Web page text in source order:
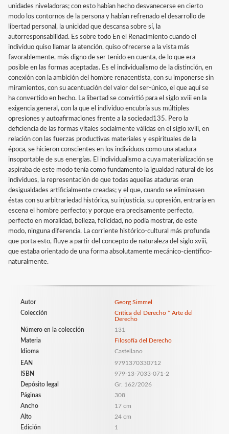
unidades niveladoras; con esto habían hecho desvanecerse en cierto
modo los contornos de la persona y habían refrenado el desarrollo de
libertad personal, la unicidad que descansa sobre sí, la
autorresponsabilidad. Es sobre todo En el Renacimiento cuando el
individuo quiso llamar la atención, quiso ofrecerse a la vista más
favorablemente, más digno de ser tenido en cuenta, de lo que era
posible en las formas aceptadas. Es el individualismo de la distinción, en
conexión con la ambición del hombre renacentista, con su imponerse sin
miramientos, con su acentuación del valor del ser-único, el que aquí se
ha convertido en hecho. La libertad se convirtió para el siglo xviii en la
exigencia general, con la que el individuo encubría sus múltiples
opresiones y autoafirmaciones frente a la sociedad135. Pero la
deficiencia de las formas vitales socialmente válidas en el siglo xviii, en
relación con las fuerzas productivas materiales y espirituales de la
época, se hicieron conscientes en los individuos como una atadura
insoportable de sus energías. El individualismo a cuya materialización se
aspiraba de este modo tenía como fundamento la igualdad natural de los
individuos, la representación de que todas aquellas ataduras eran
desigualdades artificialmente creadas; y el que, cuando se eliminasen
éstas con su arbitrariedad histórica, su injusticia, su opresión, entraría en
escena el hombre perfecto; y porque era precisamente perfecto,
perfecto en moralidad, belleza, felicidad, no podía mostrar, de este
modo, ninguna diferencia. La corriente histórico-cultural más profunda
que porta esto, fluye a partir del concepto de naturaleza del siglo xviii,
que estaba orientado de una forma absolutamente mecánico-científico-
naturalmente.
Autor
Georg Simmel
Colección
Crítica del Derecho * Arte del
Derecho
Número en la colección
131
Materia
Filosofía del Derecho
Idioma
Castellano
EAN
9791370330712
ISBN
979-13-7033-071-2
Depósito legal
Gr. 162/2026
Páginas
308
Ancho
17 cm
Alto
24 cm
Edición
1